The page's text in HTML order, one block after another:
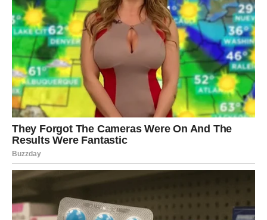
Naučila je živjeti svojim tempom, vlastitim pravilima i
bez potrebe da bude kopija svojih roditelja.
Frances Bean Cobain danas je žena koja unatoč životu
ispunjenom bolom i kaosom uspijeva pronaći smisao.
Njezina snaga leži u tome što ne dopušta da prošlost
definira njezinu budućnost. Ona ostaje simbol hrabrosti
da se u svijetu punom očekivanja i predrasuda živi
autentičnoi u skladu s vlastitim vrijednostima.